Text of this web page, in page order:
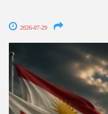
2026-07-29